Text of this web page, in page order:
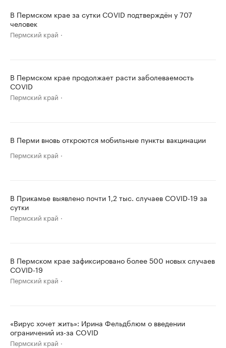
В Пермском крае за сутки COVID подтверждён у 707
человек
Пермский край
В Пермском крае продолжает расти заболеваемость
COVID
Пермский край
В Перми вновь откроются мобильные пункты вакцинации
Пермский край
В Прикамье выявлено почти 1,2 тыс. случаев COVID-19 за
сутки
Пермский край
В Пермском крае зафиксировано более 500 новых случаев
COVID-19
Пермский край
«Вирус хочет жить»: Ирина Фельдблюм о введении
ограничений из-за COVID
Пермский край